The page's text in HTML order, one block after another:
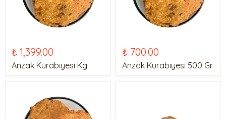
₺ 1,399.00
Anzak Kurabiyesi Kg
₺ 700.00
Anzak Kurabiyesi 500 Gr